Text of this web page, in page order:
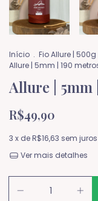
Início . Fio Allure | 500g
Allure | 5mm | 190
Allure | 5mm
R$49,90
3 x deR$16,63 sem juros
Ver mais detalhes